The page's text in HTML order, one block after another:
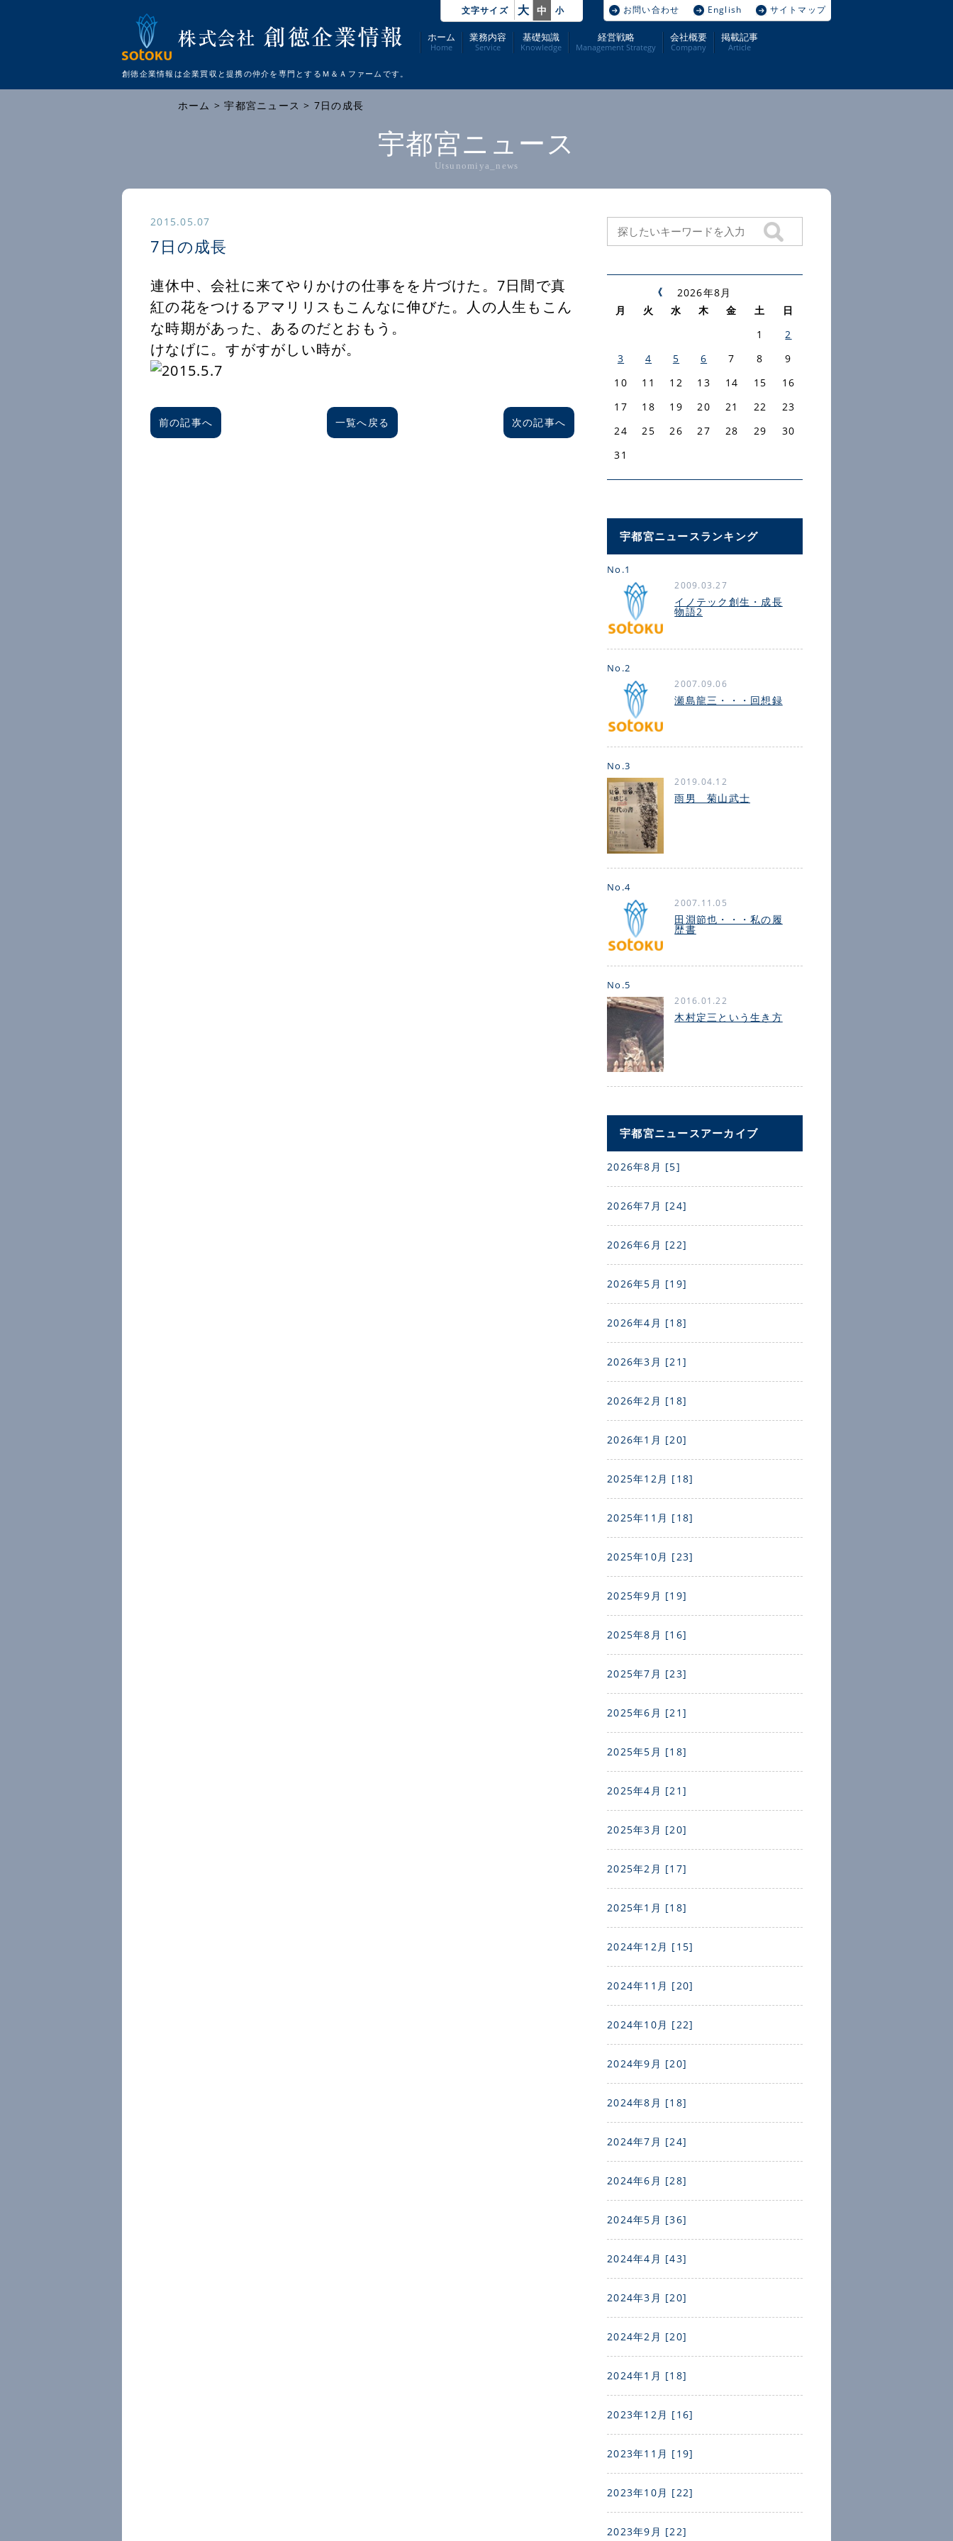
ホーム
Home
業務内容
Service
基礎知識
Knowledge
経営戦略
Management Strategy
会社概要
Company
掲載記事
Article
創徳企業情報は企業買収と提携の仲介を 専門とするＭ＆Ａファームです。
文字サイズ 大 中 小 お問い合わせ English サイトマップ
ホーム >宇都宮ニュース > 7日の成長
宇都宮ニュース
Utsunomiya_news
2015.05.07
7日の成長
連休中、会社に来てやりかけの仕事をを片づけた。7日間で真
紅の花をつけるアマリリスもこんなに伸びた。人の人生もこん
な時期があった、あるのだとおもう。
けなげに。すがすがしい時が。
前の記事へ 一覧へ戻る 次の記事へ
2026年8月
月
火 水 木 金 土
日
1
2
3
4 5 6 7 8
9
10
11 12 13 14 15
16
17
18 19 20 21 22
23
24
25 26 27 28 29
30
31
宇都宮ニュースランキング
No.1
2009.03.27
イノテック創生・成長
物語2
No.2
2007.09.06
瀬島龍三・・・回想録
No.3
2019.04.12
雨男 菊山武士
No.4
2007.11.05
田淵節也・・・私の履
歴書
No.5
2016.01.22
木村定三という生き方
宇都宮ニュースアーカイブ
2026年8月 [5]
2026年7月 [24]
2026年6月 [22]
2026年5月 [19]
2026年4月 [18]
2026年3月 [21]
2026年2月 [18]
2026年1月 [20]
2025年12月 [18]
2025年11月 [18]
2025年10月 [23]
2025年9月 [19]
2025年8月 [16]
2025年7月 [23]
2025年6月 [21]
2025年5月 [18]
2025年4月 [21]
2025年3月 [20]
2025年2月 [17]
2025年1月 [18]
2024年12月 [15]
2024年11月 [20]
2024年10月 [22]
2024年9月 [20]
2024年8月 [18]
2024年7月 [24]
2024年6月 [28]
2024年5月 [36]
2024年4月 [43]
2024年3月 [20]
2024年2月 [20]
2024年1月 [18]
2023年12月 [16]
2023年11月 [19]
2023年10月 [22]
2023年9月 [22]